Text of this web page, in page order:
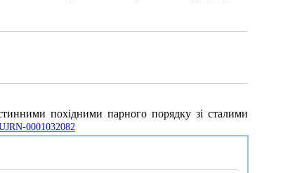
похідними парного порядку зі сталими
0001032082